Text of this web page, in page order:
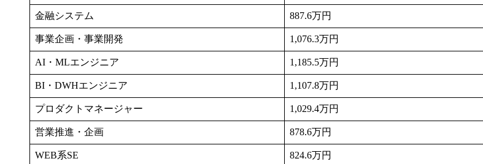
金融システム 887.6万円
事業企画・事業開発 1,076.3万円
AI・MLエンジニア 1,185.5万円
BI・DWHエンジニア 1,107.8万円
プロダクトマネージャー 1,029.4万円
営業推進・企画 878.6万円
WEB系SE 824.6万円